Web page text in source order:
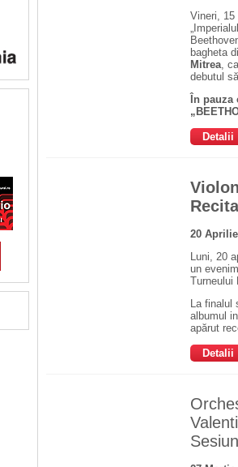
Vineri, 15
bagheta
Mitrea,
debutul
În
Detalii
20
Luni, 20
un
Turneului
La finalul
albumul
apărut
Detalii